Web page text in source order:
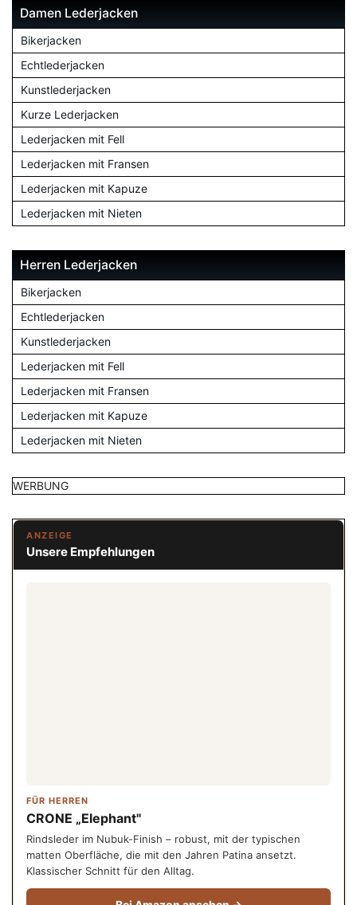
Damen Lederjacken
Bikerjacken
Echtlederjacken
Kunstlederjacken
Kurze Lederjacken
Lederjacken mit Fell
Lederjacken mit Fransen
Lederjacken mit Kapuze
Lederjacken mit Nieten
Herren Lederjacken
Bikerjacken
Echtlederjacken
Kunstlederjacken
Lederjacken mit Fell
Lederjacken mit Fransen
Lederjacken mit Kapuze
Lederjacken mit Nieten
WERBUNG
ANZEIGE
Unsere Empfehlungen
FÜR HERREN
CRONE „Elephant"
Rindsleder im Nubuk-Finish – robust, mit der typischen
matten Oberfläche, die mit den Jahren Patina ansetzt.
Klassischer Schnitt für den Alltag.